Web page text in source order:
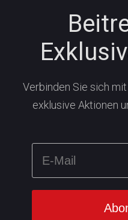
Verbinden Sie sich
exklusive Aktionen